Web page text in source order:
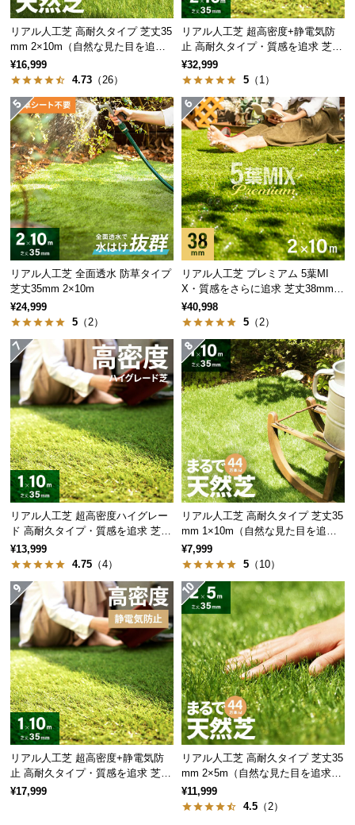
情
報
リアル人工芝 高耐久タイプ 芝丈35
mm 2×10m（自然な見た目を追
求・U字ピン付属）
¥16,999
4.73 （26）
リアル人工芝 超高密度+静電気防
止 高耐久タイプ・質感を追求 芝丈
35mm 2×10m
¥32,999
5 （1）
リアル人工芝 全面透水 防草タイプ
芝丈35mm 2×10m
¥24,999
5 （2）
リアル人工芝 プレミアム 5葉MI
X・質感をさらに追求 芝丈38mm 2
×10m
¥40,998
5 （2）
リアル人工芝 超高密度ハイグレー
ド 高耐久タイプ・質感を追求 芝丈
35mm 1×10m
¥13,999
4.75 （4）
リアル人工芝 高耐久タイプ 芝丈35
mm 1×10m（自然な見た目を追
求・U字ピン付属）
¥7,999
5 （10）
リアル人工芝 超高密度+静電気防
止 高耐久タイプ・質感を追求 芝丈
35mm 1×10m
¥17,999
リアル人工芝 高耐久タイプ 芝丈35
mm 2×5m（自然な見た目を追求・
U字ピン付属）
¥11,999
4.5 （2）